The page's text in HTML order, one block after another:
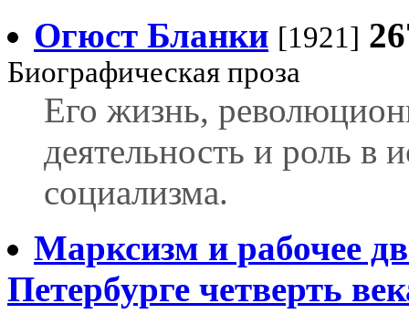
Огюст Бланки [1921]
Биографическая проза
Его жизнь,
деятельность и роль в
социализма.
Марксизм и рабочее
Петербурге четверть